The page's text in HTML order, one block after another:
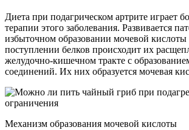
Диета при подагрическом артрите играет
терапии этого заболевания. Развивается
избыточном образовании мочевой
поступлении белков происходит их
желудочно-кишечном тракте с
соединений. Их них образуется мочевая
Механизм образования мочевой кислоты